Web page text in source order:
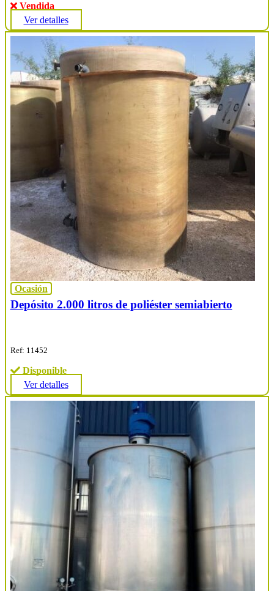
Vendida
Ver detalles
Ocasión
Depósito 2.000 litros de poliéster semiabierto
Ref: 11452
Disponible
Ver detalles